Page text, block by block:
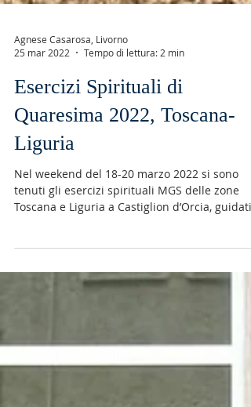
Agnese Casarosa, Livorno
Tempo di lettura: 2 min
Esercizi Spirituali di
Quaresima 2022, Toscana-
Liguria
Toscana e Liguria a Castiglion d’Orcia, guidati
da...